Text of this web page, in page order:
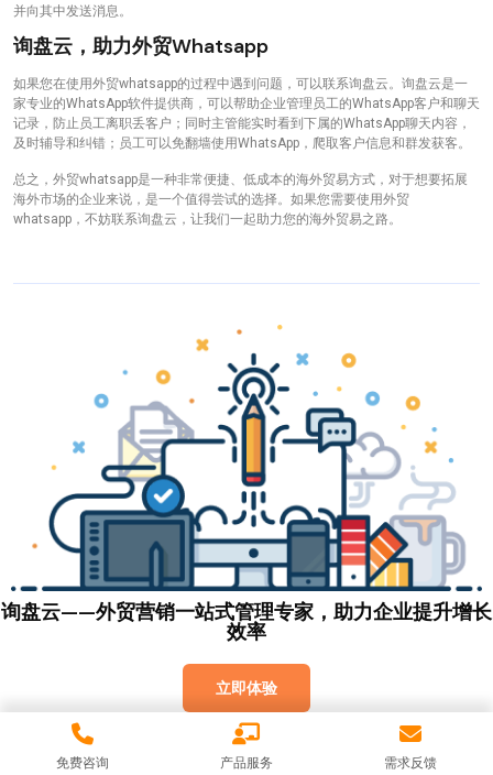
并向其中发送消息。
询盘云，助力外贸whatsapp
如果您在使用外贸whatsapp的过程中遇到问题，可以联系询盘云。询盘云是一
家专业的WhatsApp软件提供商，可以帮助企业管理员工的WhatsApp客户和聊天
记录，防止员工离职丢客户；同时主管能实时看到下属的WhatsApp聊天内容，
及时辅导和纠错；员工可以免翻墙使用WhatsApp，爬取客户信息和群发获客。
总之，外贸whatsapp是一种非常便捷、低成本的海外贸易方式，对于想要拓展
海外市场的企业来说，是一个值得尝试的选择。如果您需要使用外贸
whatsapp，不妨联系询盘云，让我们一起助力您的海外贸易之路。
询盘云——外贸营销一站式管理专家，助力企业提升增长
效率
立即体验
免费咨询 产品服务 需求反馈